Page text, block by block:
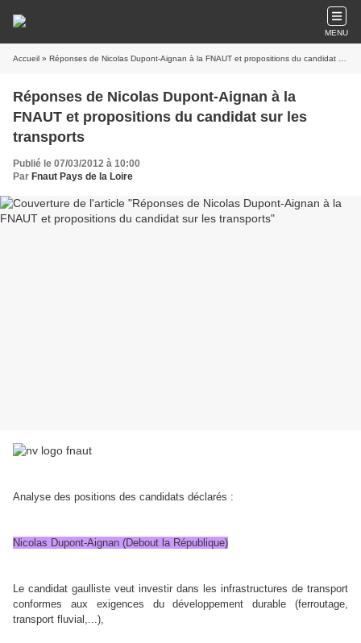
MENU
Accueil » Réponses de Nicolas Dupont-Aignan à la FNAUT et propositions du candidat sur les transports
Réponses de Nicolas Dupont-Aignan à la
FNAUT et propositions du candidat sur les
transports
Publié le 07/03/2012 à 10:00
Par Fnaut Pays de la Loire
Analyse des positions des candidats déclarés :
Nicolas Dupont-Aignan (Debout la République)
Le candidat gaulliste veut investir dans les infrastructures de transport
conformes aux exigences du développement durable (ferroutage,
transport fluvial,...),